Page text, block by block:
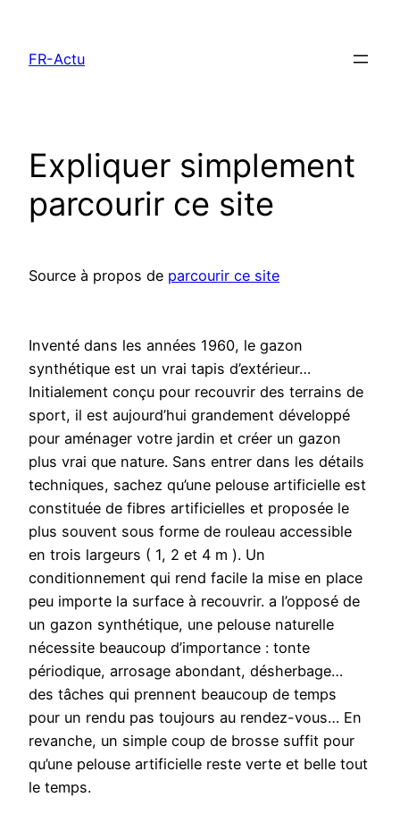
contenu
FR-Actu
Expliquer simplement
parcourir ce site
Source à propos de parcourir ce site
Inventé dans les années 1960, le gazon
synthétique est un vrai tapis d’extérieur…
Initialement conçu pour recouvrir des terrains de
sport, il est aujourd’hui grandement développé
pour aménager votre jardin et créer un gazon
plus vrai que nature. Sans entrer dans les détails
techniques, sachez qu’une pelouse artificielle est
constituée de fibres artificielles et proposée le
plus souvent sous forme de rouleau accessible
en trois largeurs ( 1, 2 et 4 m ). Un
conditionnement qui rend facile la mise en place
peu importe la surface à recouvrir. a l’opposé de
un gazon synthétique, une pelouse naturelle
nécessite beaucoup d’importance : tonte
périodique, arrosage abondant, désherbage…
des tâches qui prennent beaucoup de temps
pour un rendu pas toujours au rendez-vous… En
revanche, un simple coup de brosse suffit pour
qu’une pelouse artificielle reste verte et belle tout
le temps.